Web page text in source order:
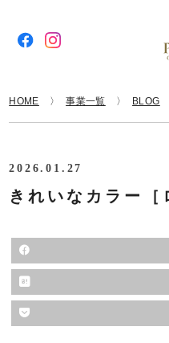
HOME 事業一覧 BLOG
2026.01.27
きれいなカラー［